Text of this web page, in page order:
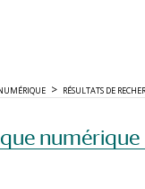
RÉSULTATS DE
numérique